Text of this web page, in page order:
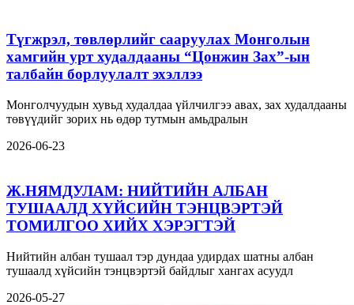
Түгжрэл, төвлөрлийг сааруулах Монголын
хамгийн урт худалдааны “Цонжин Зах”-ын
талбайн борлуулалт эхэллээ
Монголчуудын хувьд худалдаа үйлчилгээ авах, зах худалдааны
төвүүдийг зорих нь өдөр тутмын амьдралын
2026-06-23
Ж.НЯМДУЛАМ: НИЙТИЙН АЛБАН
ТУШААЛД ХҮЙСИЙН ТЭНЦВЭРТЭЙ
ТОМИЛГОО ХИЙХ ХЭРЭГТЭЙ
Нийтийн албан тушаал тэр дундаа удирдах шатны албан
тушаалд хүйсийн тэнцвэртэй байдлыг хангах асуудл
2026-05-27